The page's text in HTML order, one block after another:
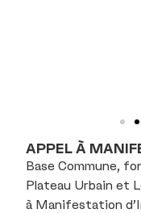
APPEL À
Base Commune,
Plateau Urbain et
à Manifestation